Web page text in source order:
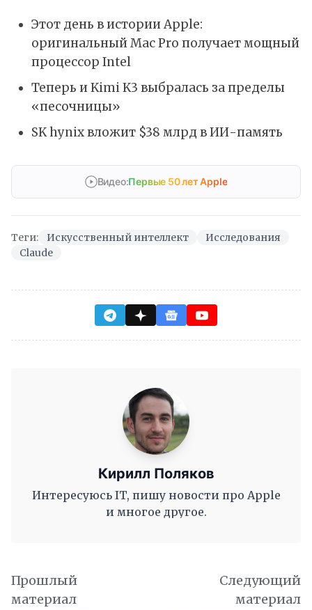
Этот день в истории Apple:
оригинальный Mac Pro получает мощный
процессор Intel
Теперь и Kimi K3 выбралась за пределы
«песочницы»
SK hynix вложит $38 млрд в ИИ-память
Видео:Первые 50 лет Apple
Теги: Искусственный интеллект
Исследования
Claude
Кирилл Поляков
Интересуюсь IT, пишу новости про Apple
и многое другое.
Прошлый
материал
Следующий
материал